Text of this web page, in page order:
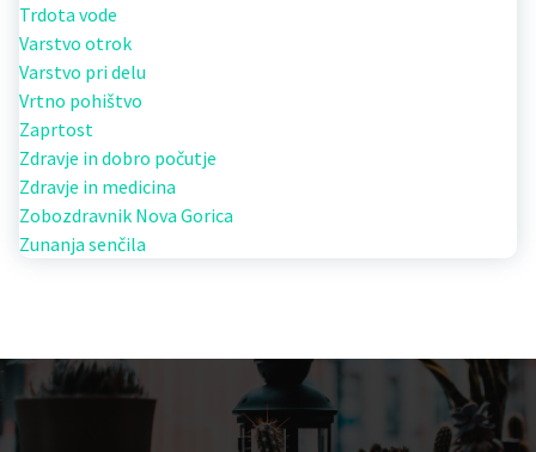
Trdota vode
Varstvo otrok
Varstvo pri delu
Vrtno pohištvo
Zaprtost
Zdravje in dobro počutje
Zdravje in medicina
Zobozdravnik Nova Gorica
Zunanja senčila